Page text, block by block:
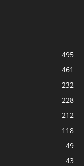
495
461
232
228
212
118
49
43